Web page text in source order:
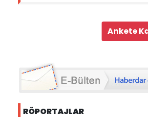
RÖPORTAJLAR